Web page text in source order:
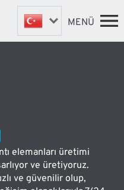
PARÇALAR
SATYJYLAR
MENÜ
elemanları üretimi
ve üretiyoruz.
ve güvenilir olup,